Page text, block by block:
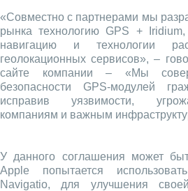
«Совместно с партнерами мы
рынка технологию GPS +
навигацию и технологии
геолокационных сервисов», –
сайте компании – «Мы
безопасности GPS-модулей
исправив уязвимости,
компаниям и важным
У данного соглашения может
Apple попытается
Navigatio, для улучшения